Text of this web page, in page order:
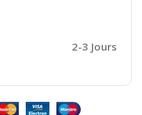
2-3 Jours